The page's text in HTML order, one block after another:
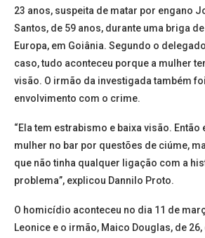
23 anos, suspeita de matar por engano
Santos, de 59 anos, durante uma briga
Europa, em Goiânia. Segundo o
caso, tudo aconteceu porque a mulher
visão. O irmão da investigada também
envolvimento com o crime.
“Ela tem estrabismo e baixa visão. Então
mulher no bar por questões de ciúme,
que não tinha qualquer ligação com a
problema”, explicou Dannilo Proto.
O homicídio aconteceu no dia 11 de
Leonice e o irmão, Maico Douglas, de